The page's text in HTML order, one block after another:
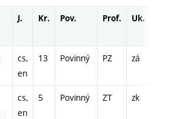
J. Kr. Pov. Prof. Uk.
cs,
en
13 Povinný PZ zá
cs,
en
5 Povinný ZT zk